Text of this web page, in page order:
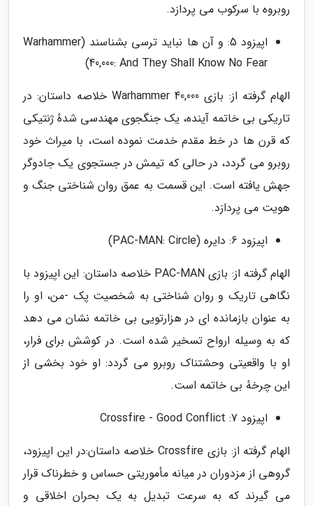
روبروه با سرکوب می پردازد.
اپیزود 5: و آن ها نباید ترسی بشناسند (Warhammer
40,000: And They Shall Know No Fear)
الهام گرفته از: بازی Warhammer 40,000 خلاصه داستان: در
تاریکی بی خاتمه آینده، یک جنگجوی مهندسی شدهٔ ژنتیکی
که قرن ها در خط مقدم خدمت نموده است، با میراث خود
روبرو می گردد، در حالی که تیمش در جستجوی یک جادوگر
جهش یافته است. این قسمت به عمق روان شناختی جنگ و
هویت می پردازد.
اپیزود 6: دایره (PAC-MAN: Circle)
الهام گرفته از: بازی PAC-MAN خلاصه داستان: این اپیزود با
نگاهی تاریک و روان شناختی به شخصیت پک -من، او را
به عنوان بازمانده ای در هزارتویی بی خاتمه نشان می دهد
که به وسیله ارواح تسخیر شده است. در کوشش برای فرار،
او با واقعیتی وحشتناک روبرو می گردد: او خود بخشی از
این چرخهٔ بی خاتمه است.
اپیزود 7: Crossfire - Good Conflict
الهام گرفته از: بازی Crossfire خلاصه داستان:در این اپیزود،
گروهی از مزدوران در میانه مأموریتی حساس و خطرناک قرار
می گیرند که به سرعت تبدیل به یک بحران اخلاقی و